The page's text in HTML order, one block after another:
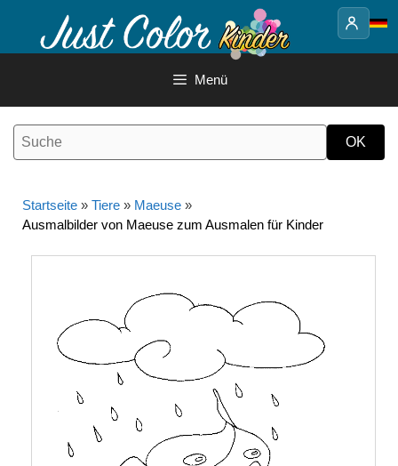
Inhalt
Menü
Startseite » Tiere » Maeuse »
Ausmalbilder von Maeuse zum Ausmalen für Kinder